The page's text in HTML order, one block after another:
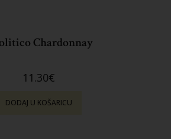
Chardonnay
11.30€
DODAJ U KOŠARICU